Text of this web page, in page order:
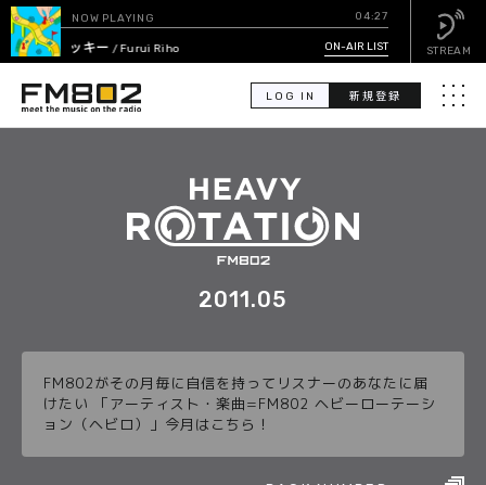
LOG IN 新規登録 メニ
索
GUEST CALENDAR
EVENT CALENDAR
NOW PLAYING 04:27
ラッキー/ Furui Riho ON-AIR LIST STREAM
2011.05
FM802がその月毎に自信を持ってリスナーのあなたに届
けたい 「アーティスト・楽曲=FM802 ヘビーローテーシ
ョン（ヘビロ）」今月はこちら！